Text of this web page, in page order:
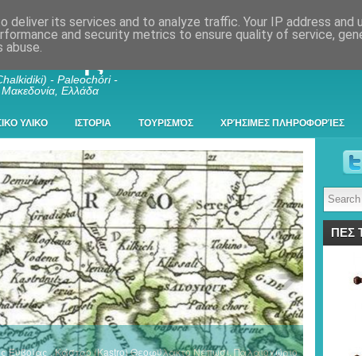
- Paleochóri -
Μακεδονία, Ελλάδα
ΥΛΙΚΟ ΙΣΤΟΡΙΑ ΤΟΥΡΙΣΜΌΣ ΧΡΉΣΙΜΕΣ ΠΛΗΡΟΦΟΡΊΕΣ
Ευβοίας , Κάστρο (Kastro) Θεοφύλακτο Νέπωσι, Παλαιοχώριο
ΠΕΣ
deliver its services and to analyze traffic. Your IP address and
and security metrics to ensure quality of service,